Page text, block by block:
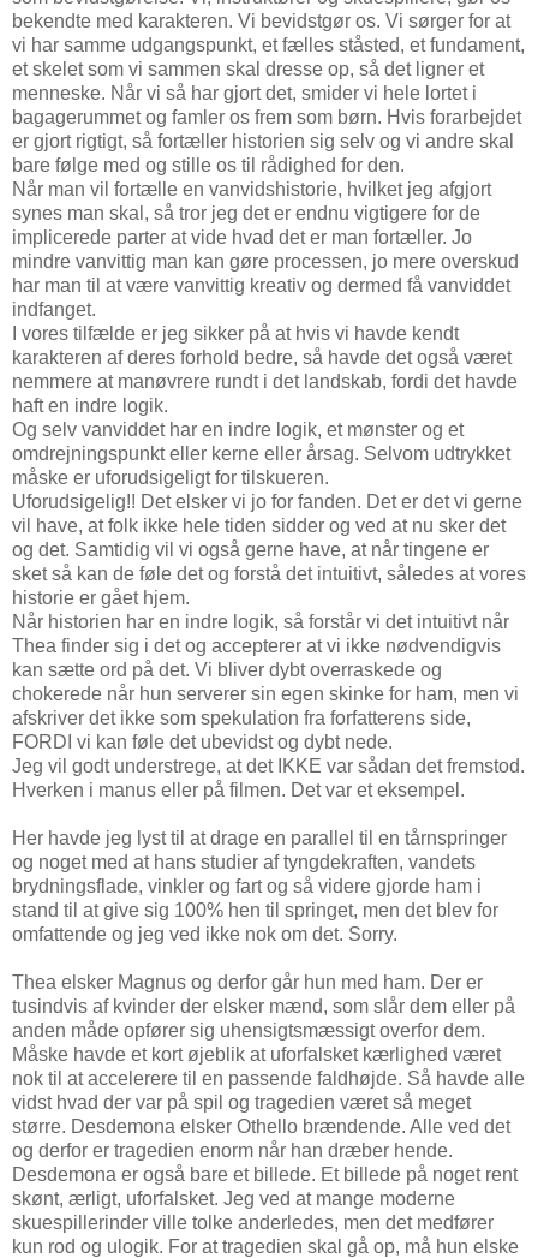
bekendte med karakteren. Vi bevidstgør os. Vi sørger for at
vi har samme udgangspunkt, et fælles ståsted, et fundament,
et skelet som vi sammen skal dresse op, så det ligner et
menneske. Når vi så har gjort det, smider vi hele lortet i
bagagerummet og famler os frem som børn. Hvis forarbejdet
er gjort rigtigt, så fortæller historien sig selv og vi andre skal
bare følge med og stille os til rådighed for den.
Når man vil fortælle en vanvidshistorie, hvilket jeg afgjort
synes man skal, så tror jeg det er endnu vigtigere for de
implicerede parter at vide hvad det er man fortæller. Jo
mindre vanvittig man kan gøre processen, jo mere overskud
har man til at være vanvittig kreativ og dermed få vanviddet
indfanget.
I vores tilfælde er jeg sikker på at hvis vi havde kendt
karakteren af deres forhold bedre, så havde det også været
nemmere at manøvrere rundt i det landskab, fordi det havde
haft en indre logik.
Og selv vanviddet har en indre logik, et mønster og et
omdrejningspunkt eller kerne eller årsag. Selvom udtrykket
måske er uforudsigeligt for tilskueren.
Uforudsigelig!! Det elsker vi jo for fanden. Det er det vi gerne
vil have, at folk ikke hele tiden sidder og ved at nu sker det
og det. Samtidig vil vi også gerne have, at når tingene er
sket så kan de føle det og forstå det intuitivt, således at vores
historie er gået hjem.
Når historien har en indre logik, så forstår vi det intuitivt når
Thea finder sig i det og accepterer at vi ikke nødvendigvis
kan sætte ord på det. Vi bliver dybt overraskede og
chokerede når hun serverer sin egen skinke for ham, men vi
afskriver det ikke som spekulation fra forfatterens side,
FORDI vi kan føle det ubevidst og dybt nede.
Jeg vil godt understrege, at det IKKE var sådan det fremstod.
Hverken i manus eller på filmen. Det var et eksempel.
Her havde jeg lyst til at drage en parallel til en tårnspringer
og noget med at hans studier af tyngdekraften, vandets
brydningsflade, vinkler og fart og så videre gjorde ham i
stand til at give sig 100% hen til springet, men det blev for
omfattende og jeg ved ikke nok om det. Sorry.
Thea elsker Magnus og derfor går hun med ham. Der er
tusindvis af kvinder der elsker mænd, som slår dem eller på
anden måde opfører sig uhensigtsmæssigt overfor dem.
Måske havde et kort øjeblik at uforfalsket kærlighed været
nok til at accelerere til en passende faldhøjde. Så havde alle
vidst hvad der var på spil og tragedien været så meget
større. Desdemona elsker Othello brændende. Alle ved det
og derfor er tragedien enorm når han dræber hende.
Desdemona er også bare et billede. Et billede på noget rent
skønt, ærligt, uforfalsket. Jeg ved at mange moderne
skuespillerinder ville tolke anderledes, men det medfører
kun rod og ulogik. For at tragedien skal gå op, må hun elske